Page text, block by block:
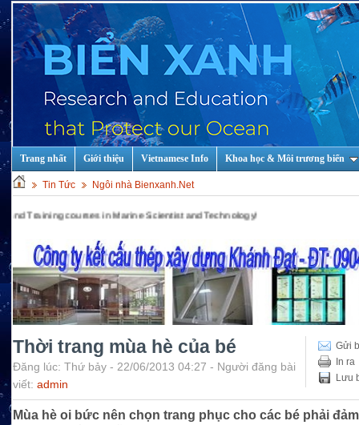
Trang nhất Giới thiệu Vietnamese Info Khoa học & Môi trương biển
Tin Tức Ngôi nhà Bienxanh.Net
courses in Marine Scientist and Technology!
Gửi
In ra
Lưu
Thời trang mùa hè của bé
Đăng lúc: Thứ bảy - 22/06/2013 04:27 - Người đăng bài
viết: admin
Mùa hè oi bức nên chọn trang phục cho các bé phải